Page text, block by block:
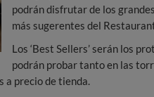
podrán disfrutar de los
más sugerentes del
Los ‘Best Sellers’ serán los
podrán probar tanto en las
a precio de tienda.